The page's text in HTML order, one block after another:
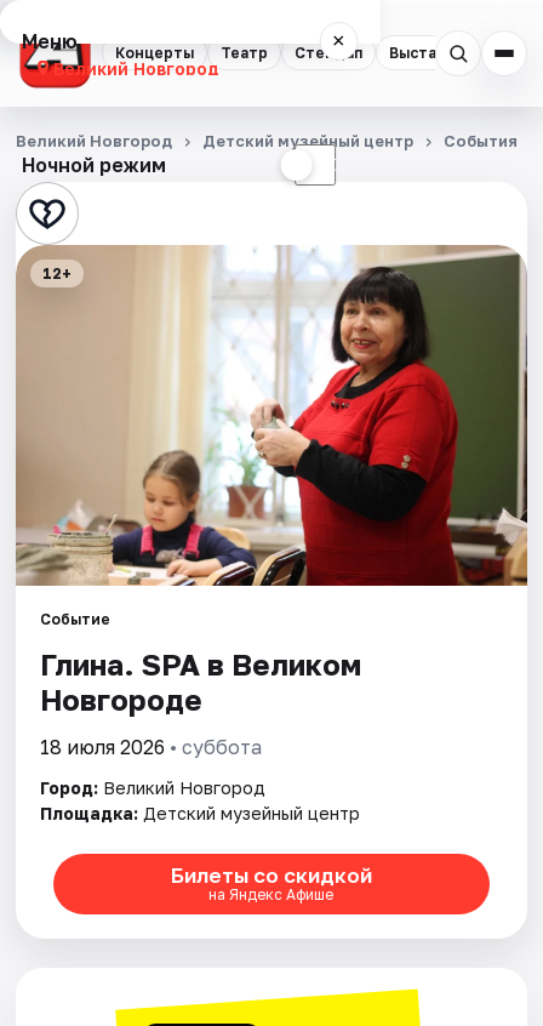
Концерты Театр Стендап Выставки
Меню ×
Великий Новгород
Концерты
Театр
Стендап
Города
Площадки
Рейтинги
Ночной режим ☾
Великий Новгород Детский музейный центр События
12+
Событие
Глина. SPA в Великом
Новгороде
18 июля 2026 • суббота
Город: Великий Новгород
Площадка: Детский музейный центр
Билеты со скидкой
на Яндекс Афише